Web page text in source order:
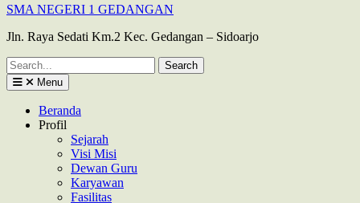
SMA NEGERI 1 GEDANGAN
Jln. Raya Sedati Km.2 Kec. Gedangan – Sidoarjo
Search
for:
Menu
Beranda
Profil
Sejarah
Visi Misi
Dewan Guru
Karyawan
Fasilitas